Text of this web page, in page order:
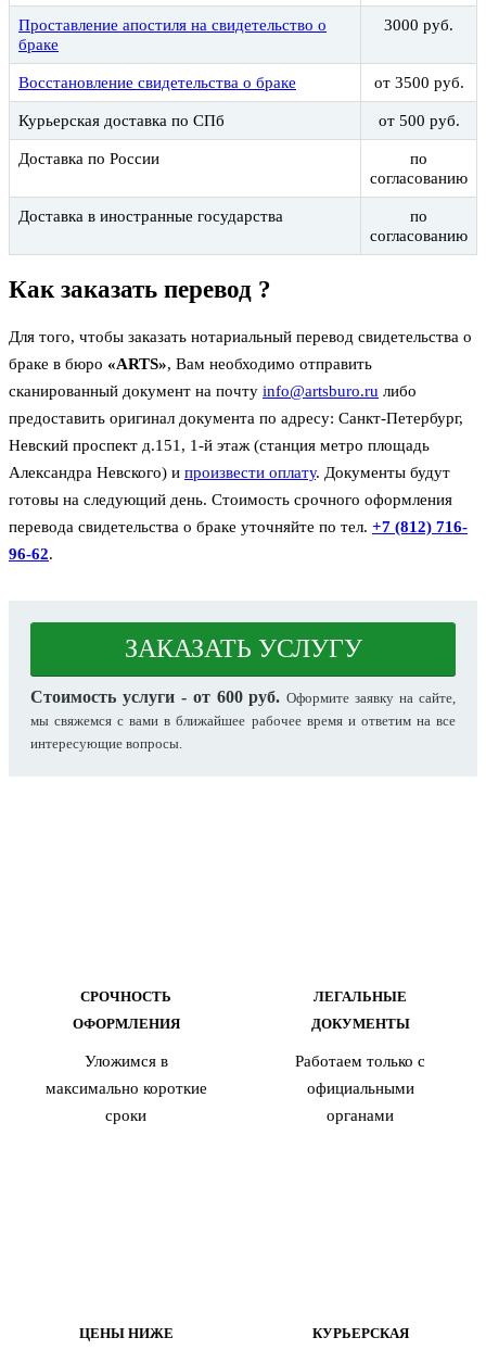
Проставление апостиля на свидетельство о
браке
3000 руб.
Восстановление свидетельства о браке от 3500 руб.
Курьерская доставка по СПб от 500 руб.
Доставка по России
по
согласованию
Доставка в иностранные государства
по
согласованию
Как заказать перевод ?
Для того, чтобы заказать нотариальный перевод свидетельства о
браке в бюро
ARTS , Вам необходимо отправить
сканированный документ на почту info@artsburo.ru либо
предоставить оригинал документа по адресу: Санкт-Петербург,
Невский проспект д.151, 1-й этаж (станция метро площадь
Александра Невского) и произвести оплату. Документы будут
готовы на следующий день. Стоимость срочного оформления
перевода свидетельства о браке уточняйте по тел. +7 (812) 716-
96-62.
ЗАКАЗАТЬ УСЛУГУ
Стоимость услуги - от 600 руб.Оформите заявку на сайте,
мы свяжемся с вами в ближайшее рабочее время и ответим на все
интересующие вопросы.
СРОЧНОСТЬ
ОФОРМЛЕНИЯ
Уложимся в
максимально короткие
сроки
ЛЕГАЛЬНЫЕ
ДОКУМЕНТЫ
Работаем только с
официальными
органами
ЦЕНЫ НИЖЕ
КУРЬЕРСКАЯ